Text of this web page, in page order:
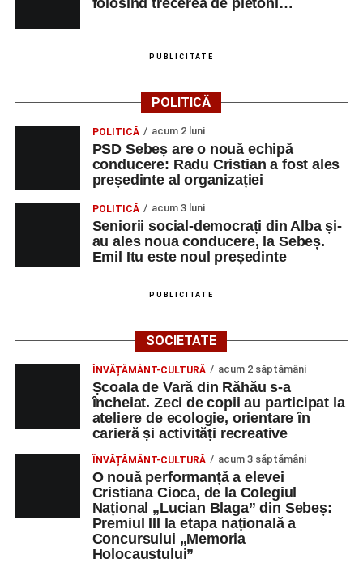
folosind trecerea de pietoni…
PUBLICITATE
POLITICĂ
POLITICĂ acum 2 luni
PSD Sebeș are o nouă echipă
conducere: Radu Cristian a fost ales
președinte al organizației
POLITICĂ acum 3 luni
Seniorii social-democrați din Alba și-
au ales noua conducere, la Sebeș.
Emil Itu este noul președinte
PUBLICITATE
SOCIETATE
ÎNVĂȚĂMÂNT-CULTURĂ acum 2 săptămâni
Școala de Vară din Răhău s-a
încheiat. Zeci de copii au participat la
ateliere de ecologie, orientare în
carieră și activități recreative
ÎNVĂȚĂMÂNT-CULTURĂ acum 3 săptămâni
O nouă performanță a elevei
Cristiana Cioca, de la Colegiul
Național „Lucian Blaga” din Sebeș:
Premiul III la etapa națională a
Concursului „Memoria
Holocaustului”